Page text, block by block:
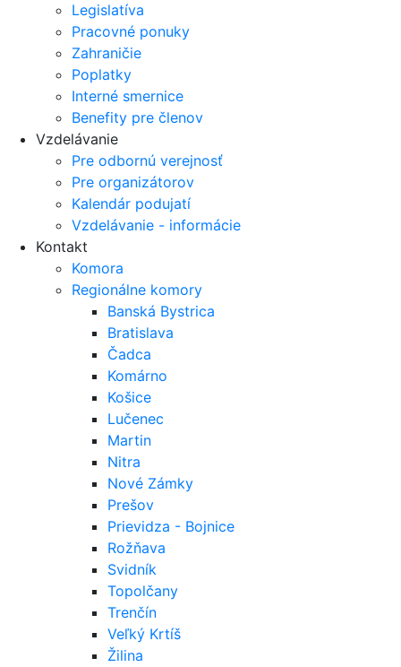
Legislatíva
Pracovné ponuky
Zahraničie
Poplatky
Interné smernice
Benefity pre členov
Vzdelávanie
Pre odbornú verejnosť
Pre organizátorov
Kalendár podujatí
Vzdelávanie - informácie
Kontakt
Komora
Regionálne komory
Banská Bystrica
Bratislava
Čadca
Komárno
Košice
Lučenec
Martin
Nitra
Nové Zámky
Prešov
Prievidza - Bojnice
Rožňava
Svidník
Topolčany
Trenčín
Veľký Krtíš
Žilina